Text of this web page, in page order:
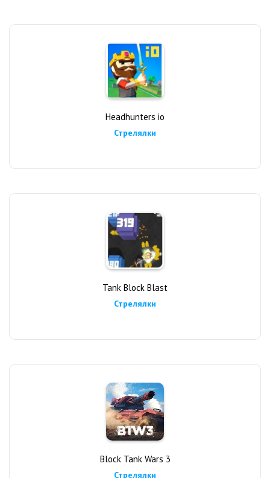
Headhunters io
Стрелялки
Tank Block Blast
Стрелялки
Block Tank Wars 3
Стрелялки